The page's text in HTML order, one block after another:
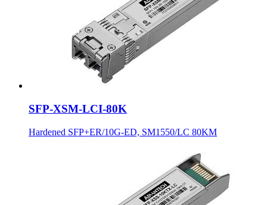
SFP-XSM-LCI-80K
Hardened SFP+ER/10G-ED, SM1550/LC 80KM